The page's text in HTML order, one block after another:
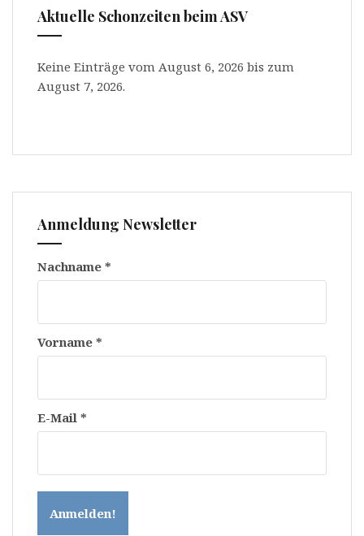
Aktuelle Schonzeiten beim ASV
Keine Einträge vom August 6, 2026 bis zum
August 7, 2026.
Anmeldung Newsletter
Nachname *
Vorname *
E-Mail *